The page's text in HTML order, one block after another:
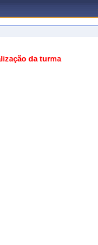
da turma